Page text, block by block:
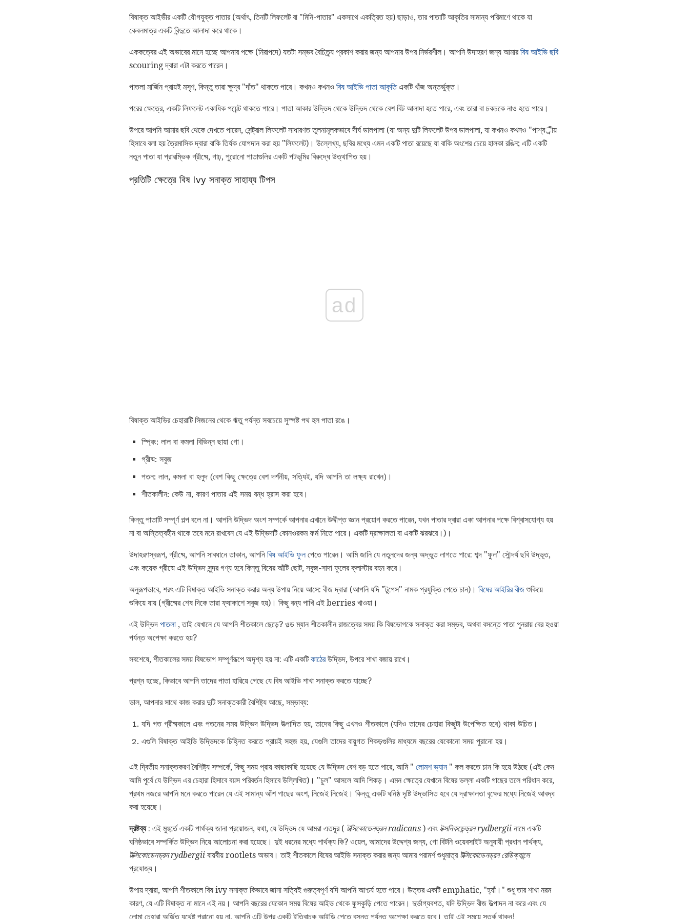
বিষাক্ত আইভীর একটি যৌগযুক্ত পাতার (অর্থাৎ, তিনটি লিফলেট বা "মিনি-পাতার" একসাথে একত্রিত হয়) ছাড়াও, তার পাতাটি আকৃতির সামান্য পরিমাণে থাকে যা
কেবলমাত্র একটি বিন্দুতে আলাদা করে থাকে।
এককত্বের এই অভাবের মানে হচ্ছে আপনার পক্ষে (নিরাপদে) যতটা সম্ভব বৈচিত্র্য প্রকাশ করার জন্য আপনার উপর নির্ভরশীল। আপনি উদাহরণ জন্য আমারবিষ আইভি ছবি
scouring দ্বারা এটা করতে পারেন।
পাতলা মার্জিন প্রায়ই মসৃণ, কিন্তু তারা ক্ষুদ্র "দাঁত" থাকতে পারে। কখনও কখনও বিষ আইভি পাতা আকৃতিএকটি খাঁজ অন্তর্ভুক্ত।
পরের ক্ষেত্রে, একটি লিফলেট একাধিক পয়েন্ট থাকতে পারে। পাতা আকার উদ্ভিদ থেকে উদ্ভিদ থেকে বেশ বিট আলাদা হতে পারে, এবং তারা বা চকচকে নাও হতে পারে।
উপরে আপনি আমার ছবি থেকে দেখতে পারেন, সেন্ট্রাল লিফলেট সাধারণত তুলনামূলকভাবে দীর্ঘ ডালপালা (যা অন্য দুটি লিফলেট উপর ডালপালা, যা কখনও কখনও "পাশ্বর্ীয়
হিসাবে বলা হয় ত্রৈমাসিক দ্বারা বাকি তির্যক যোগদান করা হয় "লিফলেট)। উল্লেখ্য, ছবির মধ্যে এমন একটি পাতা রয়েছে যা বাকি অংশের চেয়ে হালকা রঙিন; এটি একটি
নতুন পাতা যা প্রারম্ভিক গ্রীষ্মে, গাঢ়, পুরোনো পাতাগুলির একটি পটভূমির বিরুদ্ধে উত্থাপিত হয়।
প্রতিটি ক্ষেত্রে বিষ Ivy সনাক্ত সাহায্য টিপস
ad
বিষাক্ত আইভির চেহারাটি সিজনের থেকে ঋতু পর্যন্ত সবচেয়ে সুস্পষ্ট পথ হল পাতা রঙে।
স্প্রিং: লাল বা কমলা বিভিন্ন ছায়া গো।
গ্রীষ্ম: সবুজ
পতন: লাল, কমলা বা হলুদ (বেশ কিছু ক্ষেত্রে বেশ দর্শনীয়, সত্যিই, যদি আপনি তা লক্ষ্য রাখেন)।
শীতকালীন: কেউ না, কারণ পাতার এই সময় বন্ধ হ্রাস করা হবে।
কিন্তু পাতাটি সম্পূর্ণ গল্প বলে না। আপনি উদ্ভিদ অংশ সম্পর্কে আপনার এখানে উদ্দীপ্ত জ্ঞান প্রয়োগ করতে পারেন, যখন পাতার দ্বারা একা আপনার পক্ষে বিশ্বাসযোগ্য হয়
না বা অস্তিত্বহীন থাকে তবে মনে রাখবেন যে এই উদ্ভিদটি কোনওরকম ফর্ম নিতে পারে। একটি দ্রাক্ষালতা বা একটি ঝরঝরে।)।
উদাহরণস্বরূপ, গ্রীষ্মে, আপনি সাবধানে তাকান, আপনি বিষ আইভি ফুলপেতে পারেন। আমি জানি যে নতুনদের জন্য অদ্ভুত লাগতে পারে: শব্দ "ফুল" সৌন্দর্য ছবি উদ্ভূত,
এবং কয়েক গ্রীষ্মে এই উদ্ভিদ সুন্দর গণ্য হবে কিন্তু বিষের আঁটি ছোট, সবুজ-সাদা ফুলের ক্লাস্টার বহন করে।
অনুরূপভাবে, শরৎ এটি বিষাক্ত আইভি সনাক্ত করার অন্য উপায় নিয়ে আসে: বীজ দ্বারা (আপনি যদি "টুপেস" নামক প্রযুক্তি পেতে চান)। বিষের আইরির বীজ শুকিয়ে
শুকিয়ে যায় (গ্রীষ্মের শেষ দিকে তারা ফ্যাকাশে সবুজ হয়)। কিছু বন্য পাখি এই berries খাওয়া।
এই উদ্ভিদ পাতলা , তাই যেখানে যে আপনি শীতকালে ছেড়ে? ওল্ড ম্যান শীতকালীন রাজত্বের সময় কি বিষভোগকে সনাক্ত করা সম্ভব, অথবা বসন্তে পাতা পুনরায় বের হওয়া
পর্যন্ত অপেক্ষা করতে হয়?
সবশেষে, শীতকালের সময় বিষভোগ সম্পূর্ণরূপে অদৃশ্য হয় না: এটি একটিকাঠেরউদ্ভিদ, উপরে শাখা বজায় রাখে।
প্রশ্ন হচ্ছে, কিভাবে আপনি তাদের পাতা হারিয়ে গেছে যে বিষ আইভি শাখা সনাক্ত করতে যাচ্ছে?
ভাল, আপনার সাথে কাজ করার দুটি সনাক্তকারী বৈশিষ্ট্য আছে, সম্ভাব্য:
যদি গত গ্রীষ্মকালে এবং পতনের সময় উদ্ভিদ উদ্ভিদ উত্পাদিত হয়, তাদের কিছু এখনও শীতকালে (যদিও তাদের চেহারা কিছুটা উপেক্ষিত হবে) থাকা উচিত।
এগুলি বিষাক্ত আইভি উদ্ভিদকে চিহ্নিত করতে প্রায়ই সহজ হয়, যেগুলি তাদের বায়ুগত শিকড়গুলির মাধ্যমে বছরের যেকোনো সময় পুরানো হয়।
এই দ্বিতীয় সনাক্তকরণ বৈশিষ্ট্য সম্পর্কে, কিছু সময় প্রায় কাছাকাছি হয়েছে যে উদ্ভিদ বেশ বড় হতে পারে, আমি " লোমশ ভ্যান" কল করতে চান কি হয়ে উঠছে (এই কেন
আমি পূর্বে যে উদ্ভিদ এর চেহারা হিসাবে বয়স পরিবর্তন হিসাবে উল্লিখিত)। "চুল" আসলে আদি শিকড়। এমন ক্ষেত্রে যেখানে বিষের ভল্লা একটি গাছের তলে পরিধান করে,
প্রথম নজরে আপনি মনে করতে পারেন যে এই সামান্য আঁশ গাছের অংশ, নিজেই নিজেই। কিন্তু একটি ঘনিষ্ঠ দৃষ্টি উদ্ভাসিত হবে যে দ্রাক্ষালতা বৃক্ষের মধ্যে নিজেই আবদ্ধ
করা হয়েছে।
দ্রষ্টব্য: এই মুহুর্তে একটি পার্থক্য জানা প্রয়োজন, যথা, যে উদ্ভিদ যে আমরা এতদূর ( টক্সিকোডেনড্রন radicans ) এবং টক্সনিকডেন্ড্রন rydbergii নামে একটি
ঘনিষ্ঠভাবে সম্পর্কিত উদ্ভিদ নিয়ে আলোচনা করা হয়েছে। দুই ধরনের মধ্যে পার্থক্য কি? ওয়েল, আমাদের উদ্দেশ্য জন্য, গো বিটনি ওয়েবসাইট অনুযায়ী প্রধান পার্থক্য,
টক্সিকোডেনড্রন rydbergii বায়বীয় rootlets অভাব। তাই শীতকালে বিষের আইভি সনাক্ত করার জন্য আমার পরামর্শ শুধুমাত্র টক্সিকোডেনড্রন রেডিক্যান্সে
প্রযোজ্য।
উপায় দ্বারা, আপনি শীতকালে বিষ ivy সনাক্ত কিভাবে জানা সত্যিই গুরুত্বপূর্ণ যদি আপনি আশ্চর্য হতে পারে। উত্তর একটি emphatic, "হ্যাঁ।" শুধু তার শাখা নরম
কারণ, যে এটি বিষাক্ত না মানে এই নয়। আপনি বছরের যেকোন সময় বিষের আইভ থেকে ফুসকুড়ি পেতে পারেন। দুর্ভাগ্যবশত, যদি উদ্ভিদ বীজ উত্পাদন না করে এবং যে
লোমা চেহারা অর্জিত যথেষ্ট পুরানো হয় না, আপনি এটি উপর একটি ইতিবাচক আইডি পেতে বসন্ত পর্যন্ত অপেক্ষা করতে হবে। তাই এই সময়ে সতর্ক থাকুন!